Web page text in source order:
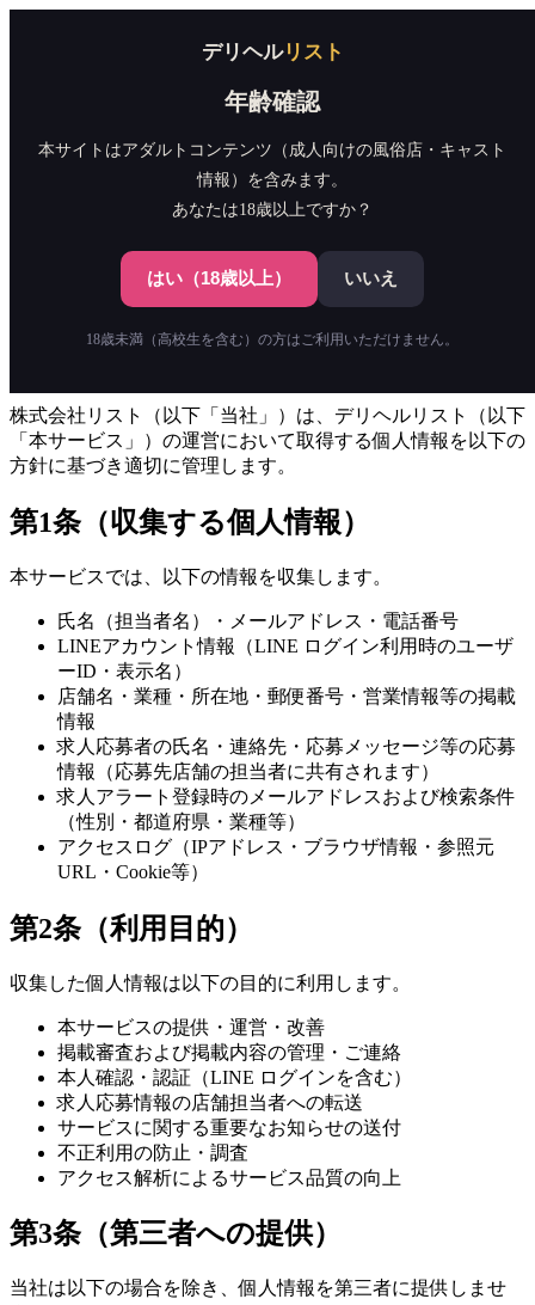
デリヘルリスト
年齢確認
本サイトはアダルトコンテンツ（成人向けの風俗店・キャスト
情報）を含みます。
あなたは18歳以上ですか？
はい（18歳以上） いいえ
18歳未満（高校生を含む）の方はご利用いただけません。
📍近くから探す
店舗掲載
プライバシーポリシー
株式会社リスト（以下「当社」）は、デリヘルリスト（以下
「本サービス」）の運営において取得する個人情報を以下の
方針に基づき適切に管理します。
第1条（収集する個人情報）
本サービスでは、以下の情報を収集します。
氏名（担当者名）・メールアドレス・電話番号
LINEアカウント情報（LINE ログイン利用時のユーザ
ーID・表示名）
店舗名・業種・所在地・郵便番号・営業情報等の掲載
情報
求人応募者の氏名・連絡先・応募メッセージ等の応募
情報（応募先店舗の担当者に共有されます）
求人アラート登録時のメールアドレスおよび検索条件
（性別・都道府県・業種等）
アクセスログ（IPアドレス・ブラウザ情報・参照元
URL・Cookie等）
第2条（利用目的）
収集した個人情報は以下の目的に利用します。
本サービスの提供・運営・改善
掲載審査および掲載内容の管理・ご連絡
本人確認・認証（LINE ログインを含む）
求人応募情報の店舗担当者への転送
サービスに関する重要なお知らせの送付
不正利用の防止・調査
アクセス解析によるサービス品質の向上
第3条（第三者への提供）
当社は以下の場合を除き、個人情報を第三者に提供しませ